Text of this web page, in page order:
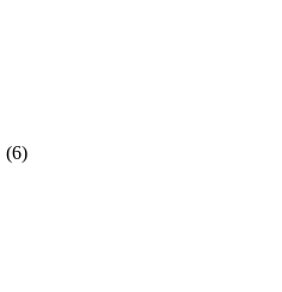
(6)